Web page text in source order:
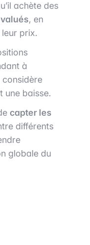
achète des
, en
prix.
à
considère
une baisse.
capter les
différents
globale du